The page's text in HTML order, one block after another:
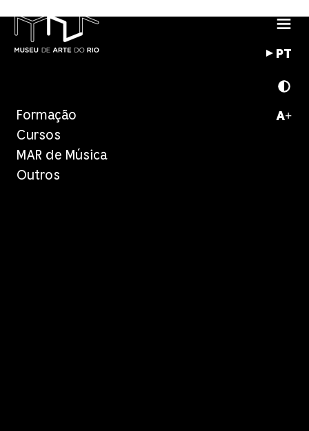
PT
A+
Formação
Cursos
MAR de Música
Outros